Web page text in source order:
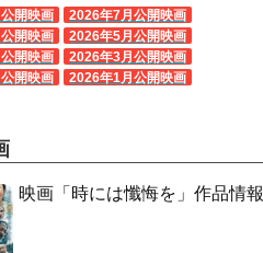
開映画
2026年7月公開映画
開映画
2026年5月公開映画
開映画
2026年3月公開映画
開映画
2026年1月公開映画
映画「時には懺悔を」作品情報